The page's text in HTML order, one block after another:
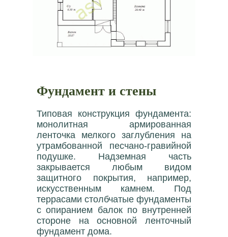
Фундамент и стены
Типовая конструкция фундамента:
монолитная армированная
ленточка мелкого заглубления на
утрамбованной песчано-гравийной
подушке. Надземная часть
закрывается любым видом
защитного покрытия, например,
искусственным камнем. Под
террасами столбчатые фундаменты
с опиранием балок по внутренней
стороне на основной ленточный
фундамент дома.